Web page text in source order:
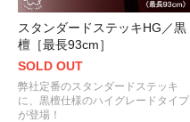
スタンダードステッキHG／黒
檀［最長93cm］
SOLD OUT
弊社定番のスタンダードステッキ
に、黒檀仕様のハイグレードタイプ
が登場！